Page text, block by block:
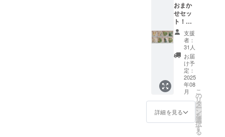
おまか
せセッ
ト！
500ｇ
×8PC
【商品A
～Hまで
各１P】
or250ｇ
×16PC
【商
品A～H
まで各
2P】冷
凍食材
ミック
支援
者：
31人
お届
け予
定：
2025
年08
月
詳細を見る
こ
の
リ
タ
ー
ン
を
選
択
す
る